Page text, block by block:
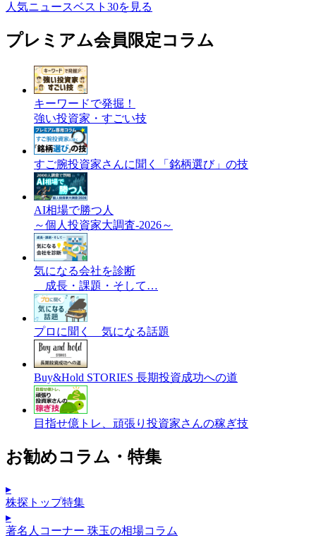
人気ニュースベスト30を見る
プレミアム会員限定コラム
キーワードで発掘！
強い投資家・すごい技
すご腕投資家さんに聞く「銘柄選び」の技
AI相場で勝つ人
～個人投資家大調査-2026～
気になる会社を診断
成長・課題・そして…
プロに聞く 気になる話題
Buy&Hold STORIES 長期投資成功への道
目指せ億トレ、頑張り投資家さんの稼ぎ技
お勧めコラム・特集
▸
株探トップ特集
▸
著名人コーナー 珠玉の相場コラム